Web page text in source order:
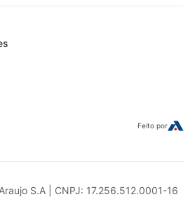
Feito por
S.A | CNPJ: 17.256.512.0001-16